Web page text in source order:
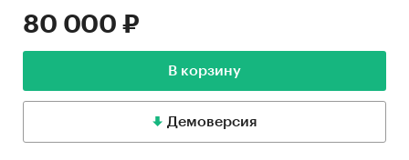
80 000 ₽
В корзину
Демоверсия